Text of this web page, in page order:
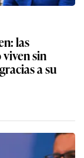
las
sin
a su